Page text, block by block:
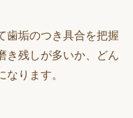
歯垢のつき具合を把握
き残しが多いか、どん
ります。